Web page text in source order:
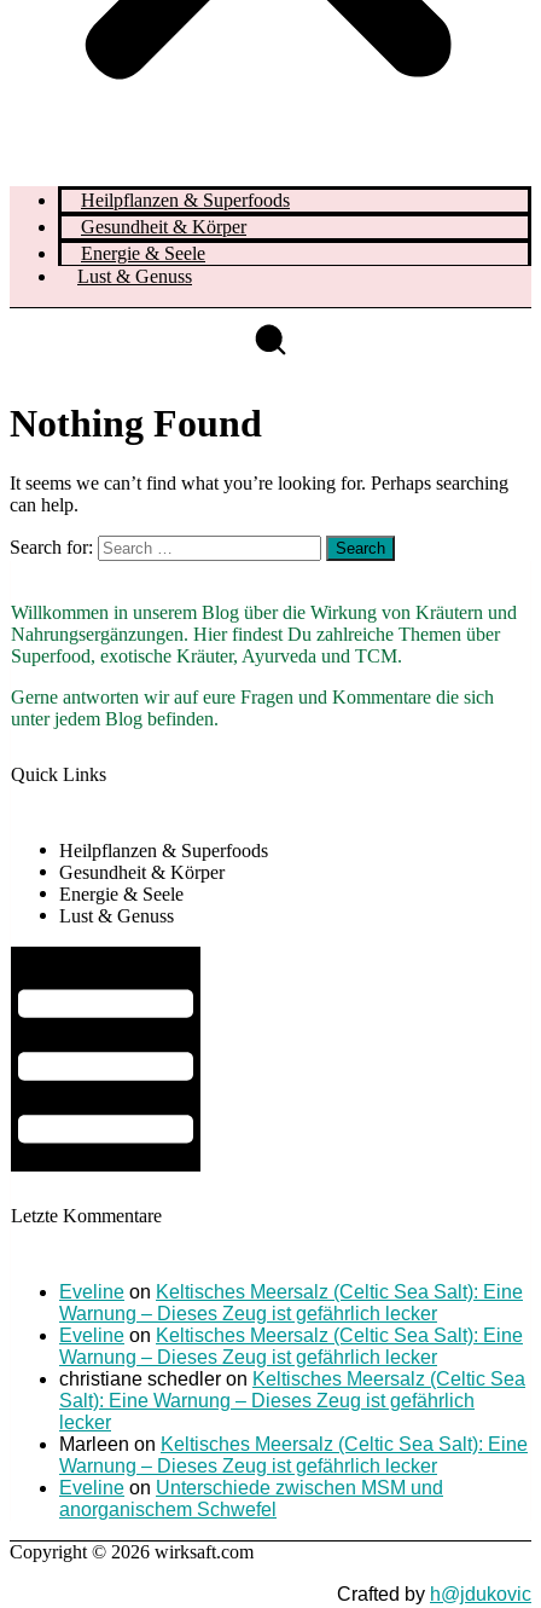
Heilpflanzen & Superfoods
Gesundheit & Körper
Energie & Seele
Lust & Genuss
Nothing Found
It seems we can’t find what you’re looking for. Perhaps searching
can help.
Search for:
Willkommen in unserem Blog über die Wirkung von Kräutern und
Nahrungsergänzungen. Hier findest Du zahlreiche Themen über
Superfood, exotische Kräuter, Ayurveda und TCM.
Gerne antworten wir auf eure Fragen und Kommentare die sich
unter jedem Blog befinden.
Quick Links
Heilpflanzen & Superfoods
Gesundheit & Körper
Energie & Seele
Lust & Genuss
Letzte Kommentare
Eveline on Keltisches Meersalz (Celtic Sea Salt): Eine
Warnung – Dieses Zeug ist gefährlich lecker
Eveline on Keltisches Meersalz (Celtic Sea Salt): Eine
Warnung – Dieses Zeug ist gefährlich lecker
christiane schedler on Keltisches Meersalz (Celtic Sea
Salt): Eine Warnung – Dieses Zeug ist gefährlich
lecker
Marleen on Keltisches Meersalz (Celtic Sea Salt): Eine
Warnung – Dieses Zeug ist gefährlich lecker
Eveline on Unterschiede zwischen MSM und
anorganischem Schwefel
Copyright © 2026 wirksaft.com
Crafted by h@jdukovic